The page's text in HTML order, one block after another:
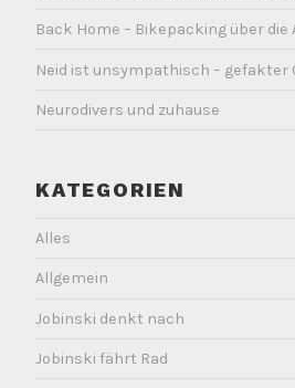
Back Home – Bikepacking über die
Neid ist unsympathisch – gefakter
Neurodivers und zuhause
KATEGORIEN
Alles
Allgemein
Jobinski denkt nach
Jobinski fährt Rad